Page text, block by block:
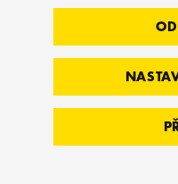
OBJEVTE
Konzole Discover
kardio konzolí. Nabízí
očekávají, a vše, co
zařízení odlišili.
živou obrazovkou,